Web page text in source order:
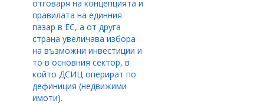
отговаря на концепцията и
правилата на единния
пазар в ЕС, а от друга
страна увеличава избора
на възможни инвестиции и
то в основния сектор, в
който ДСИЦ оперират по
дефиниция (недвижими
имоти).